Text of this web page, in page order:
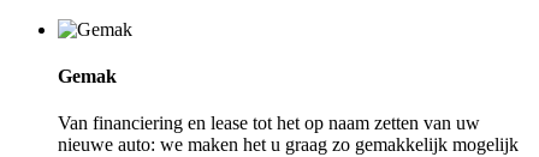
Gemak
Van financiering en lease tot het op naam zetten van uw
nieuwe auto: we maken het u graag zo gemakkelijk mogelijk